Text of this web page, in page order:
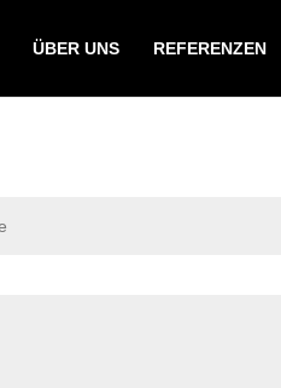
ÜBER UNS REFERENZEN